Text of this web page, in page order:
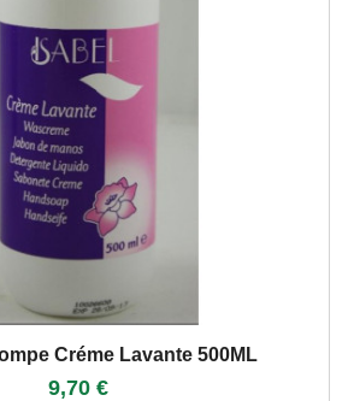
Créme Lavante 500ML
9,70 €